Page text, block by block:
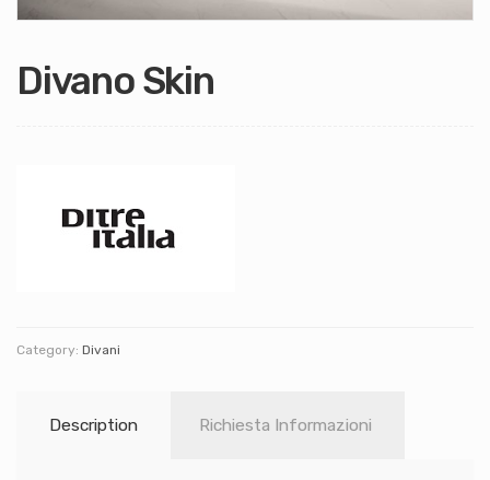
Divano Skin
Category: Divani
Description Richiesta Informazioni